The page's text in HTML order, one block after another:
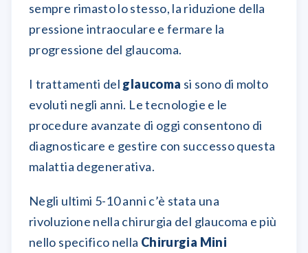
sempre rimasto lo stesso, la riduzione della
pressione intraoculare e fermare la
progressione del glaucoma.
I trattamenti del glaucoma si sono di molto
evoluti negli anni. Le tecnologie e le
procedure avanzate di oggi consentono di
diagnosticare e gestire con successo questa
malattia degenerativa.
Negli ultimi 5-10 anni c’è stata una
rivoluzione nella chirurgia del glaucoma e più
nello specifico nella Chirurgia Mini